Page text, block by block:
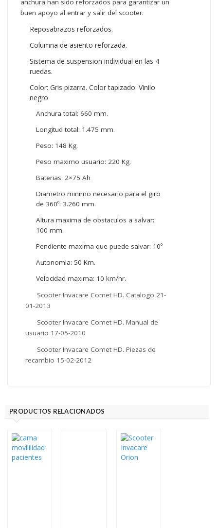
buen apoyo al entrar y salir del scooter.
Reposabrazos reforzados.
Columna de asiento reforzada.
Sistema de suspension individual en las 4
ruedas.
Color: Gris pizarra. Color tapizado: Vinilo
negro
Anchura total: 660 mm.
Longitud total: 1.475 mm.
Peso: 148 Kg.
Peso maximo usuario: 220 Kg.
Baterias: 2×75 Ah
Diametro minimo necesario para el giro
de 360º: 3.260 mm.
Altura maxima de obstaculos a salvar:
100 mm.
Pendiente maxima que puede salvar: 10º
Autonomia: 50 Km.
Velocidad maxima: 10 km/hr.
Scooter Invacare Comet HD. Catalogo 21-
01-2013
Scooter Invacare Comet HD. Manual de
usuario 17-05-2010
Scooter Invacare Comet HD. Piezas de
recambio 15-02-2012
PRODUCTOS RELACIONADOS